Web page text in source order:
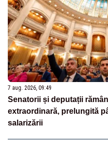
7 aug. 2026, 09:49
Senatorii și deputații
extraordinară, prelungită
salarizării